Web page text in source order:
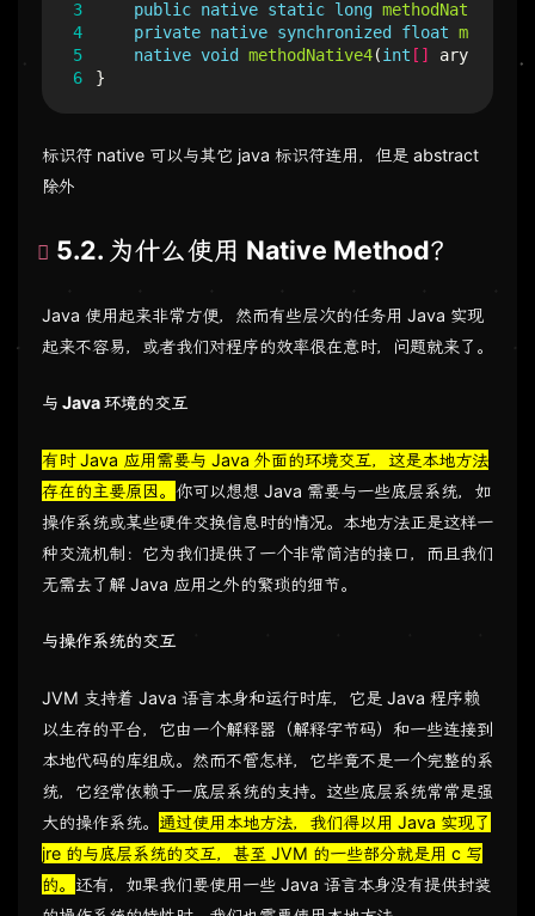
3
4
5
6
public native static long methodNative2
private native synchronized float
native void methodNative4(int [] ary)
}
标识符 native 可以与其它 java 标识符连用，但是 abstract
除外
5.2. 为什么使用 Native Method？
Java 使用起来非常方便，然而有些层次的任务用 Java 实现
起来不容易，或者我们对程序的效率很在意时，问题就来了。
与 Java 环境的交互
有时 Java 应用需要与 Java 外面的环境交互，这是本地方法
存在的主要原因。 你可以想想 Java 需要与一些底层系统，如
操作系统或某些硬件交换信息时的情况。本地方法正是这样一
种交流机制：它为我们提供了一个非常简洁的接口，而且我们
无需去了解 Java 应用之外的繁琐的细节。
与操作系统的交互
JVM 支持着 Java 语言本身和运行时库，它是 Java 程序赖
以生存的平台，它由一个解释器（解释字节码）和一些连接到
本地代码的库组成。然而不管怎样，它毕竟不是一个完整的系
统，它经常依赖于一底层系统的支持。这些底层系统常常是强
大的操作系统。 通过使用本地方法，我们得以用 Java 实现了
jre 的与底层系统的交互，甚至 JVM 的一些部分就是用 c 写
的。 还有，如果我们要使用一些 Java 语言本身没有提供封装